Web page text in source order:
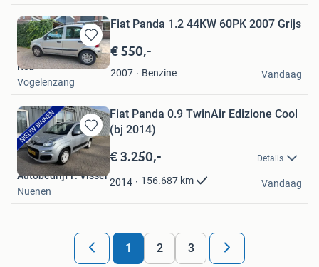
Bewaren
in
Fiat Panda 1.2 44KW 60PK 2007 Grijs
€ 550,-
2007 Benzine
Rob
Vogelenzang
Vandaag
Bewaren
in
Mijn
Favorieten
Fiat Panda 0.9 TwinAir Edizione Cool
(bj 2014)
€ 3.250,- Details
2014 156.687 km
Autobedrijf F. Visser
Nuenen
Vandaag
1 2 3